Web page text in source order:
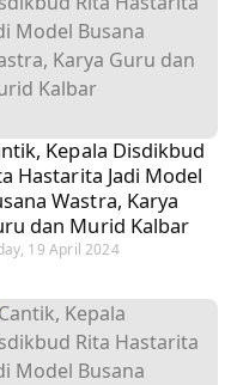
Kepala Disdikbud
Hastarita Jadi Model
Wastra, Karya
dan Murid Kalbar
19 April 2024